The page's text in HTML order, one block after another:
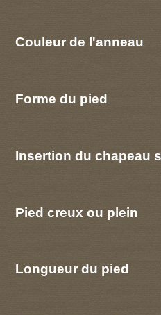
Couleur de l'anneau
Forme du pied
Insertion du chapeau
Pied creux ou plein
Longueur du pied